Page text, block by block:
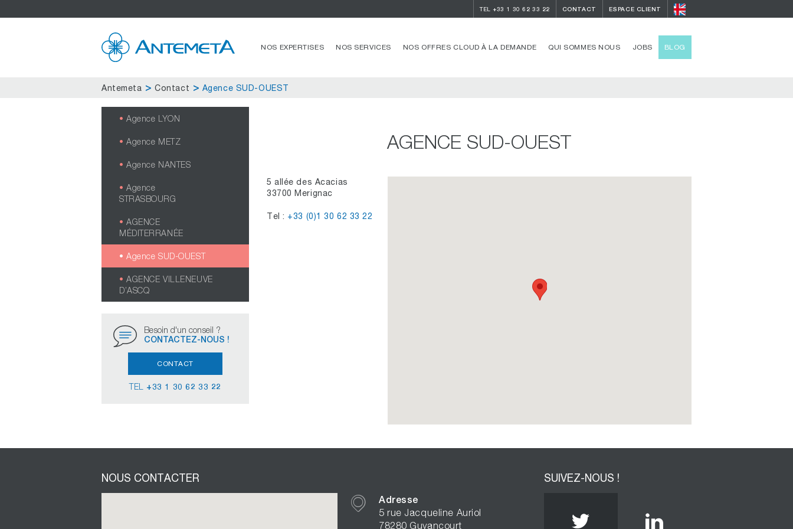
TEL +33 1 30 62 33 22 CONTACT ESPACE CLIENT
NOS EXPERTISES NOS SERVICES NOS OFFRES CLOUD À LA DEMANDE QUI SOMMES NOUS JOBS BLOG
Antemeta Contact Agence SUD-OUEST
AGENCE SUD-OUEST
5 allée des Acacias
33700 Merignac
Tel : +33 (0)1 30 62 33 22
Agence LYON
Agence METZ
Agence NANTES
Agence
STRASBOURG
AGENCE
MÉDITERRANÉE
Agence SUD-OUEST
AGENCE VILLENEUVE
D’ASCQ
Besoin d'un conseil ?
CONTACTEZ-NOUS !
CONTACT
TEL +33 1 30 62 33 22
NOUS CONTACTER
Adresse
5 rue Jacqueline Auriol
78280 Guyancourt
SUIVEZ-NOUS !
Twitter Linkedin